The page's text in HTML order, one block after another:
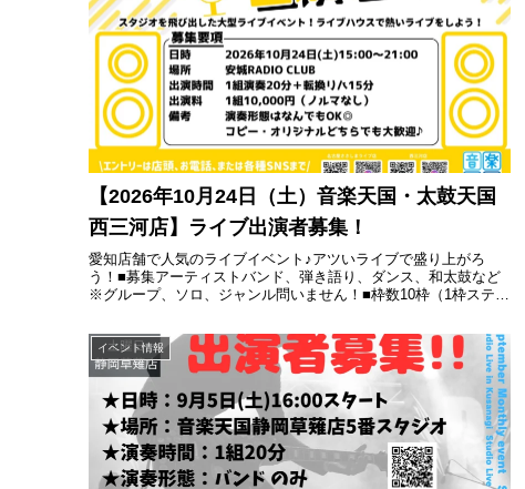
【2026年10月24日（土）音楽天国・太鼓天国
西三河店】ライブ出演者募集！
愛知店舗で人気のライブイベント♪アツいライブで盛り上がろ
う！■募集アーティストバンド、弾き語り、ダンス、和太鼓など
※グループ、ソロ、ジャンル問いません！■枠数10枠（1枠ステー
イベント情報